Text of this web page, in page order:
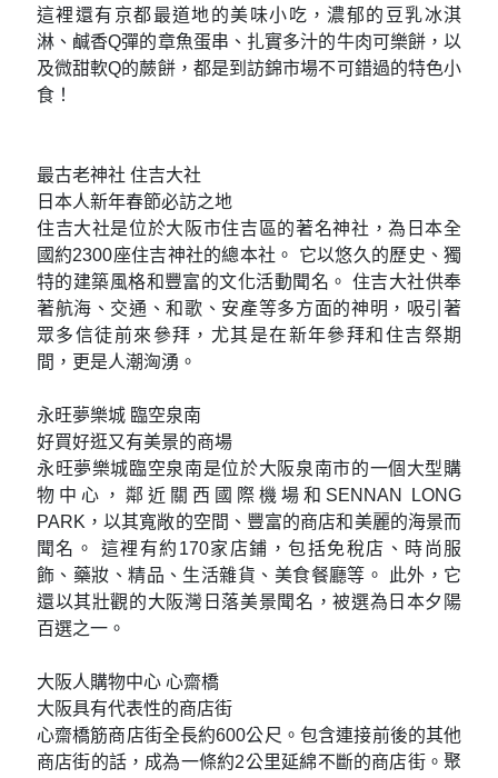
這裡還有京都最道地的美味小吃，濃郁的豆乳冰淇
淋、鹹香Q彈的章魚蛋串、扎實多汁的牛肉可樂餅，以
及微甜軟Q的蕨餅，都是到訪錦市場不可錯過的特色小
食！
最古老神社 住吉大社
日本人新年春節必訪之地
住吉大社是位於大阪市住吉區的著名神社，為日本全
國約2300座住吉神社的總本社。 它以悠久的歷史、獨
特的建築風格和豐富的文化活動聞名。 住吉大社供奉
著航海、交通、和歌、安產等多方面的神明，吸引著
眾多信徒前來參拜，尤其是在新年參拜和住吉祭期
間，更是人潮洶湧。
永旺夢樂城 臨空泉南
好買好逛又有美景的商場
永旺夢樂城臨空泉南是位於大阪泉南市的一個大型購
物中心，鄰近關西國際機場和SENNAN LONG
PARK，以其寬敞的空間、豐富的商店和美麗的海景而
聞名。 這裡有約170家店鋪，包括免稅店、時尚服
飾、藥妝、精品、生活雜貨、美食餐廳等。 此外，它
還以其壯觀的大阪灣日落美景聞名，被選為日本夕陽
百選之一。
大阪人購物中心 心齋橋
大阪具有代表性的商店街
心齋橋筋商店街全長約600公尺。包含連接前後的其他
商店街的話，成為一條約2公里延綿不斷的商店街。聚